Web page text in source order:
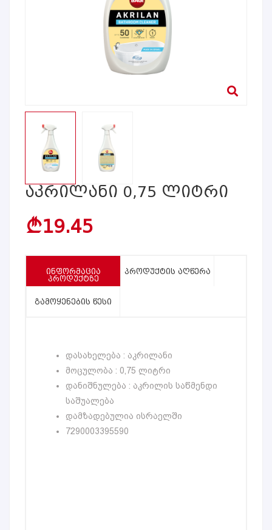
Აკრილანი 0,75 Ლიტრი
b19.45
ᲘᲜᲤᲝᲠᲛᲐᲪᲘᲐ
ᲞᲠᲝᲓᲣᲥᲢᲖᲔ
ᲞᲠᲝᲓᲣᲥᲢᲘᲡ ᲐᲦᲬᲔᲠᲐ
ᲒᲐᲛᲝᲧᲔᲜᲔᲑᲘᲡ ᲬᲔᲡᲘ
დასახელება : აკრილანი
მოცულობა : 0,75 ლიტრი
დანიშნულება : აკრილის საწმენდი
საშუალება
დამზადებულია ისრაელში
7290003395590